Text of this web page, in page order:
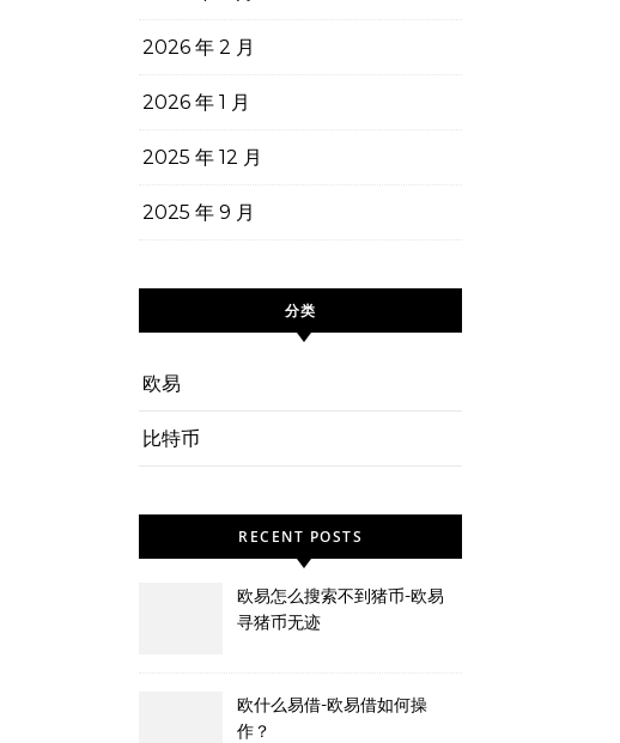
2026 年 2 月
2026 年 1 月
2025 年 12 月
2025 年 9 月
分类
欧易
比特币
RECENT POSTS
欧易怎么搜索不到猪币-欧易
寻猪币无迹
欧什么易借-欧易借如何操
作？